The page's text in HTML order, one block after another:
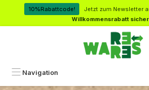
Zum Hauptinhalt springen
10%Rabattcode! Jetzt zum Newsletter
Willkommensrabatt
Navigation